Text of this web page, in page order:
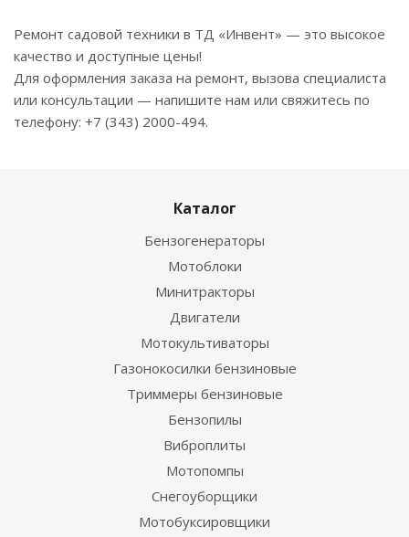
Ремонт садовой техники в ТД «Инвент» — это высокое
качество и доступные цены!
Для оформления заказа на ремонт, вызова специалиста
или консультации — напишите нам или свяжитесь по
телефону: +7 (343) 2000-494.
Каталог
Бензогенераторы
Мотоблоки
Минитракторы
Двигатели
Мотокультиваторы
Газонокосилки бензиновые
Триммеры бензиновые
Бензопилы
Виброплиты
Мотопомпы
Снегоуборщики
Мотобуксировщики